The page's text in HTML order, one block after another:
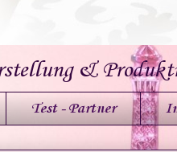
&
Test - Partner